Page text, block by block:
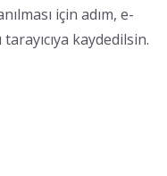
için adım, e-
kaydedilsin.